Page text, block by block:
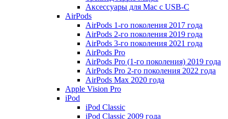
Аксессуары для Mac с USB-C
AirPods
AirPods 1-го поколения 2017 года
AirPods 2-го поколения 2019 года
AirPods 3-го поколения 2021 года
AirPods Pro
AirPods Pro (1-го поколения) 2019 года
AirPods Pro 2-го поколения 2022 года
AirPods Max 2020 года
Apple Vision Pro
iPod
iPod Classic
iPod Classic 2009 года